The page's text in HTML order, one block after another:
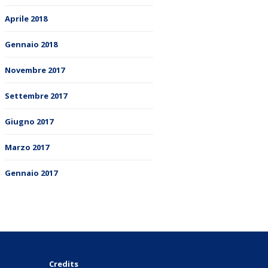
Aprile 2018
Gennaio 2018
Novembre 2017
Settembre 2017
Giugno 2017
Marzo 2017
Gennaio 2017
Credits